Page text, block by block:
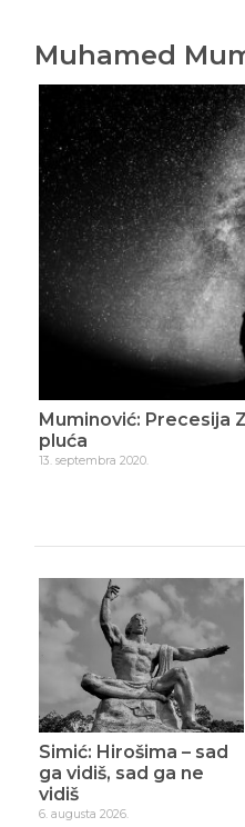
Muhamed
Muminović: Precesija
pluća
13. septembra 2020.
Simić: Hirošima – sad
ga vidiš, sad ga ne
vidiš
6. augusta 2026.